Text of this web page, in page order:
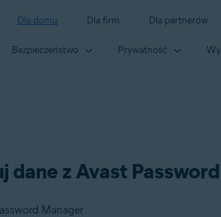
Dla domu Dla firm Dla partnerów
Bezpieczeństwo Prywatność
dane z Avast
Manager